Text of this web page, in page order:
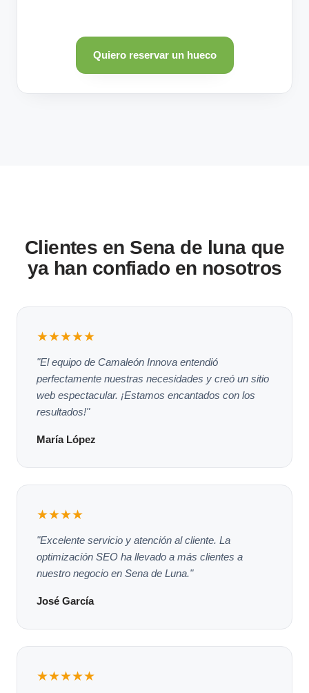
Quiero reservar un hueco
Clientes en Sena de luna que
ya han confiado en nosotros
★★★★★
"El equipo de Camaleón Innova entendió
perfectamente nuestras necesidades y creó un sitio
web espectacular. ¡Estamos encantados con los
resultados!"
María López
★★★★
"Excelente servicio y atención al cliente. La
optimización SEO ha llevado a más clientes a
nuestro negocio en Sena de Luna."
José García
★★★★★